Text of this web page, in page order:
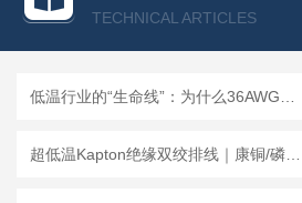
TECHNICAL ARTICLES